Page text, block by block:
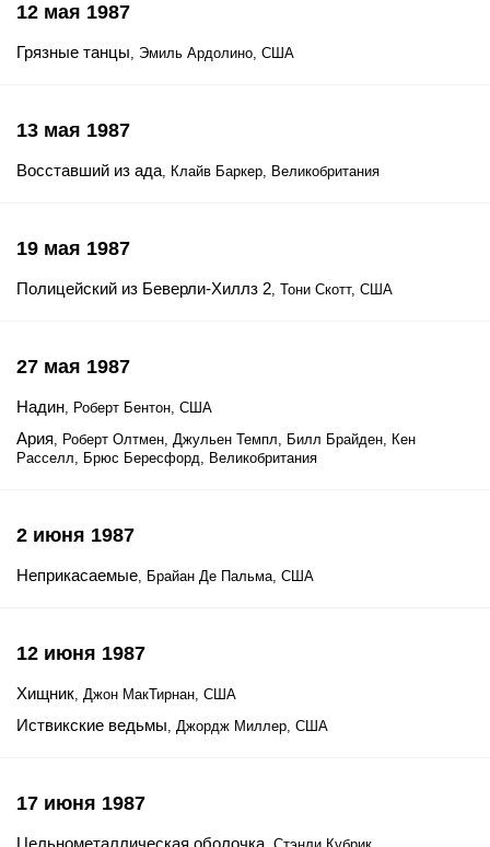
12 мая 1987
Грязные танцы, Эмиль Ардолино, США
13 мая 1987
Восставший из ада, Клайв Баркер, Великобритания
19 мая 1987
Полицейский из Беверли-Хиллз 2, Тони Скотт, США
27 мая 1987
Надин, Роберт Бентон, США
Ария, Роберт Олтмен, Джульен Темпл, Билл Брайден, Кен
Расселл, Брюс Бересфорд, Великобритания
2 июня 1987
Неприкасаемые, Брайан Де Пальма, США
12 июня 1987
Хищник, Джон МакТирнан, США
Иствикские ведьмы, Джордж Миллер, США
17 июня 1987
Цельнометаллическая оболочка